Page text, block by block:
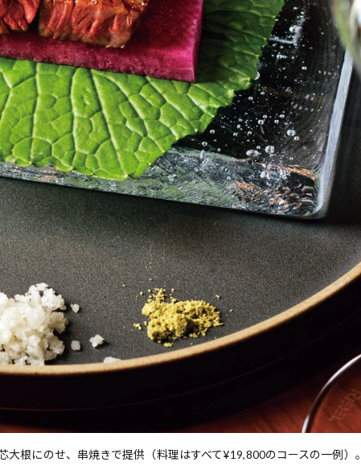
大根にのせ、串焼きで提供（料理はすべて¥19,800のコースの一例）。